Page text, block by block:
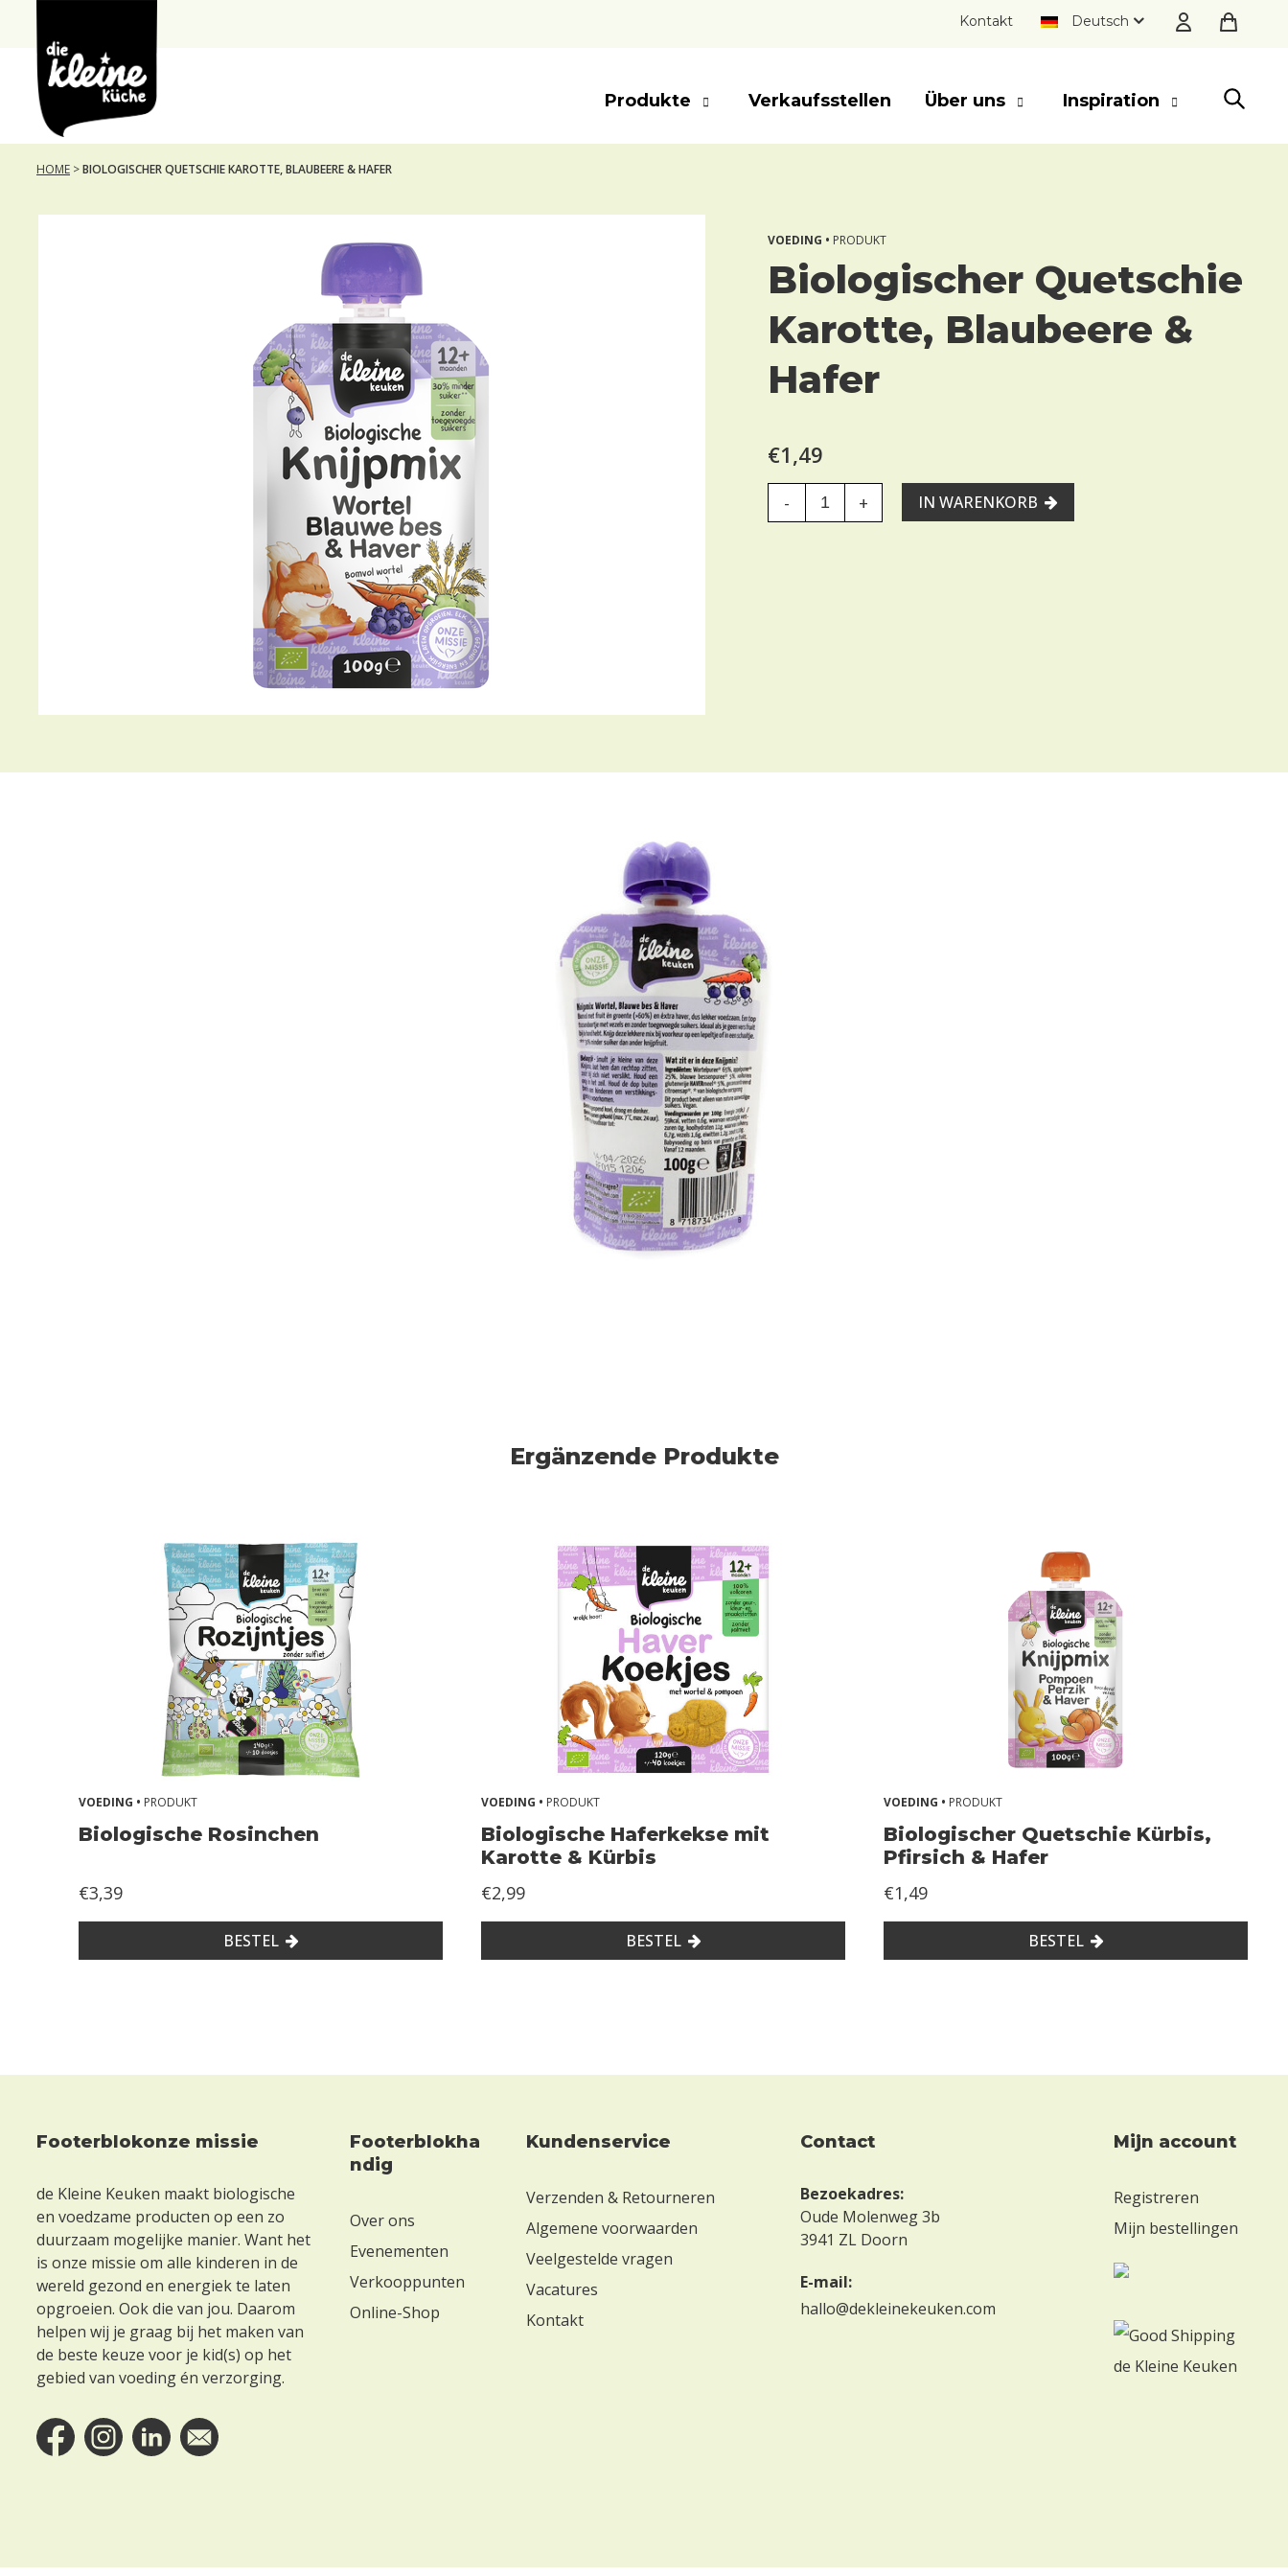
Kontakt Deutsch
Die
Kleine
Küche
Produkte Verkaufsstellen Über uns Inspiration
HOME >BIOLOGISCHER QUETSCHIE KAROTTE, BLAUBEERE & HAFER
VOEDING • PRODUKT
Biologischer Quetschie
Karotte, Blaubeere &
Hafer
€1,49
- + IN WARENKORB
Ergänzende Produkte
VOEDING • PRODUKT
Biologische Rosinchen
€3,39
BESTEL
VOEDING • PRODUKT
Biologische Haferkekse mit
Karotte & Kürbis
€2,99
BESTEL
VOEDING • PRODUKT
Biologischer Quetschie Kürbis,
Pfirsich & Hafer
€1,49
BESTEL
Footer
Footerblokonze missie
de Kleine Keuken maakt biologische
en voedzame producten op een zo
duurzaam mogelijke manier. Want het
is onze missie om alle kinderen in de
wereld gezond en energiek te laten
opgroeien. Ook die van jou. Daarom
helpen wij je graag bij het maken van
de beste keuze voor je kid(s) op het
gebied van voeding én verzorging.
Footerblokha
ndig
Over ons
Evenementen
Verkooppunten
Online-Shop
Kundenservice
Verzenden & Retourneren
Algemene voorwaarden
Veelgestelde vragen
Vacatures
Kontakt
contact
Bezoekadres:
Oude Molenweg 3b
3941 ZL Doorn
E-mail:
hallo@dekleinekeuken.com
mijn account
Registreren
Mijn bestellingen